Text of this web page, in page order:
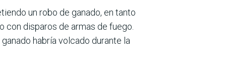
un robo de ganado, en tanto
con disparos de armas de fuego.
habría volcado durante la